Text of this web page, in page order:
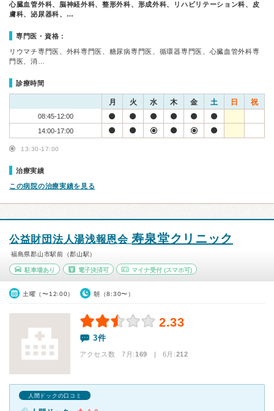
心臓血管外科、脳神経外科、整形外科、形成外科、リハビリテーション科、皮
膚科、泌尿器科、…
専門医・資格：
リウマチ専門医、外科専門医、糖尿病専門医、循環器専門医、心臓血管外科専
門医、消…
診療時間
月 火 水 木 金 土 日 祝
08:45-12:00
14:00-17:00
13:30-17:00
治療実績
この病院の治療実績を見る
公益財団法人湯浅報恩会寿泉堂クリニック
福島県郡山市駅前（郡山駅）
駐車場あり 電子決済可 マイナ受付 (スマホ可)
土曜（〜12:00） 朝（8:30〜）
2.33
3件
アクセス数 7月:169 | 6月:212
人間ドックの口コミ